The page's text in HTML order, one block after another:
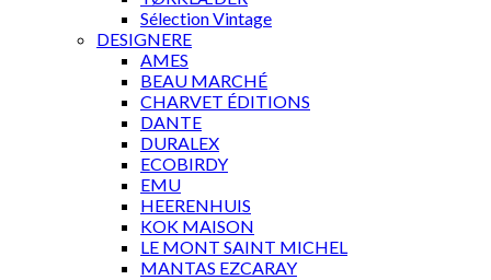
Sélection Vintage
DESIGNERE
AMES
BEAU MARCHÉ
CHARVET ÉDITIONS
DANTE
DURALEX
ECOBIRDY
EMU
HEERENHUIS
KOK MAISON
LE MONT SAINT MICHEL
MANTAS EZCARAY